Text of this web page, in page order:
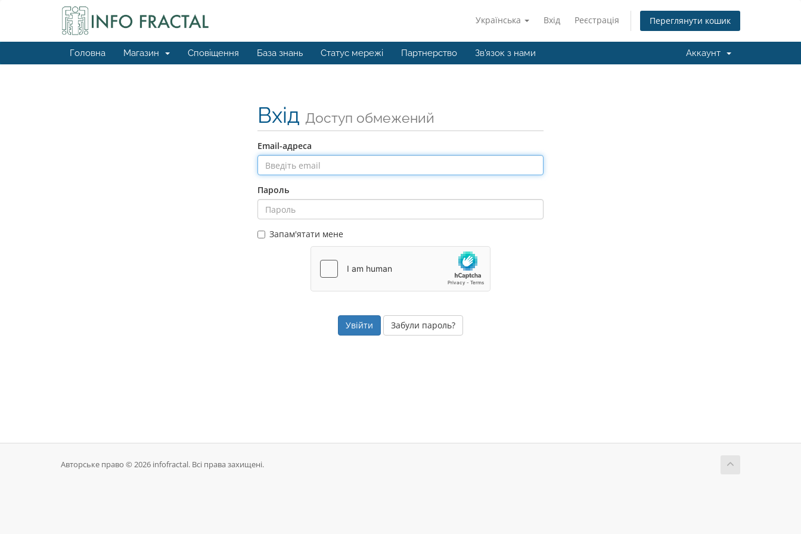
Українська Вхід Реєстрація Переглянути кошик
Головна Магазин Сповіщення База знань Статус мережі Партнерство Зв'язок з нами Аккаунт
Вхід Доступ обмежений
Email-адреса
Пароль
Запам'ятати мене
Забули пароль?
Авторське право © 2026 infofractal. Всі права захищені.